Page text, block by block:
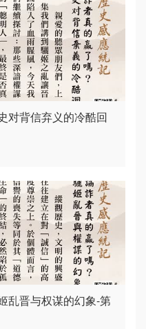
背信弃义的冷酷回
晋与权谋的幻象-第